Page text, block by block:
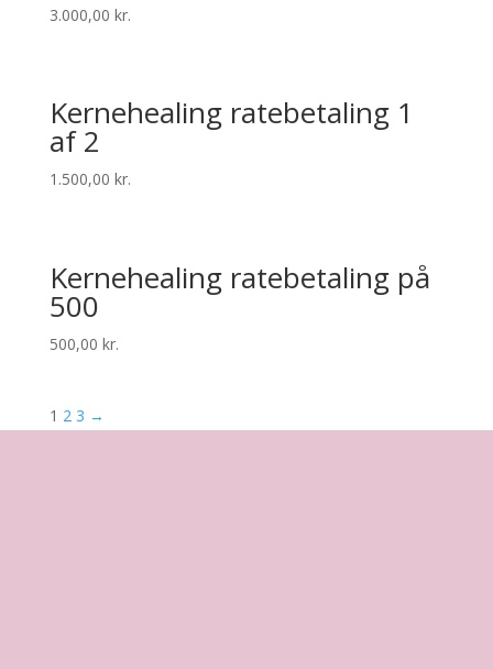
3.000,00 kr.
Kernehealing ratebetaling 1
af 2
1.500,00 kr.
Kernehealing ratebetaling på
500
500,00 kr.
1 2 3 →